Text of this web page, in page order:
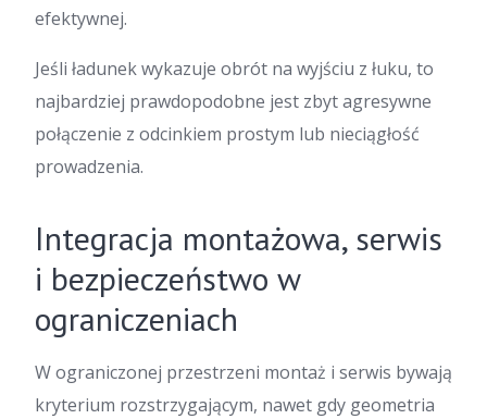
efektywnej.
Jeśli ładunek wykazuje obrót na wyjściu z łuku, to
najbardziej prawdopodobne jest zbyt agresywne
połączenie z odcinkiem prostym lub nieciągłość
prowadzenia.
Integracja montażowa, serwis
i bezpieczeństwo w
ograniczeniach
W ograniczonej przestrzeni montaż i serwis bywają
kryterium rozstrzygającym, nawet gdy geometria